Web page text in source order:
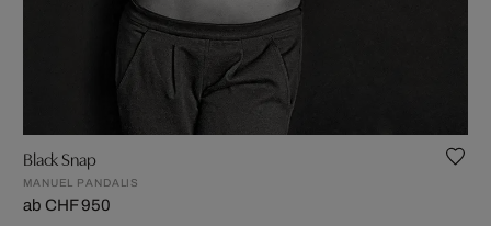
Black Snap
MANUEL PANDALIS
ab CHF 950